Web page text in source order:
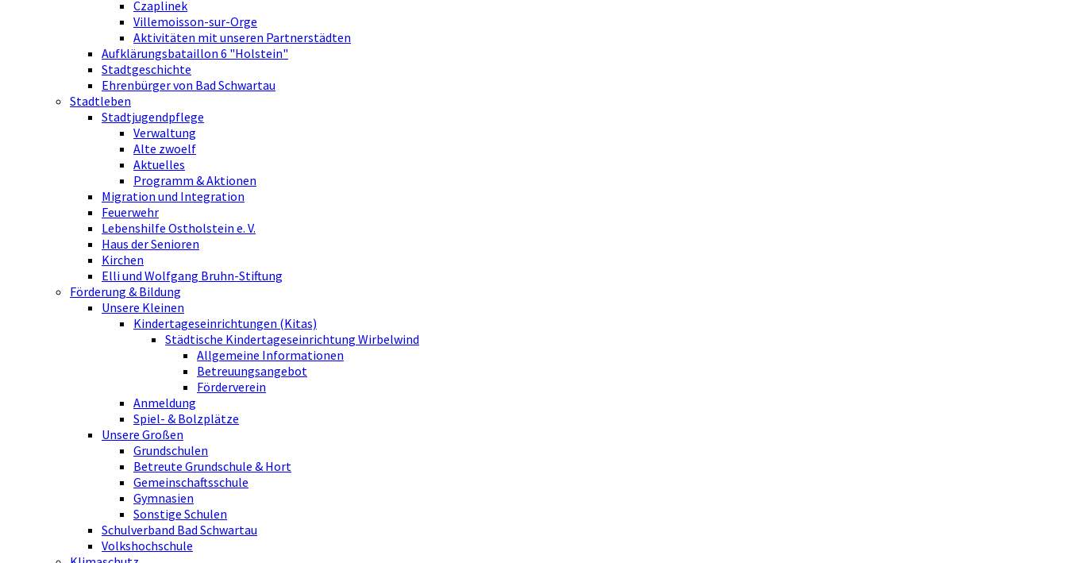
Czaplinek
Villemoisson-sur-Orge
Aktivitäten mit unseren Partnerstädten
Aufklärungsbataillon 6 "Holstein"
Stadtgeschichte
Ehrenbürger von Bad Schwartau
Stadtleben
Stadtjugendpflege
Verwaltung
Alte zwoelf
Aktuelles
Programm & Aktionen
Migration und Integration
Feuerwehr
Lebenshilfe Ostholstein e. V.
Haus der Senioren
Kirchen
Elli und Wolfgang Bruhn-Stiftung
Förderung & Bildung
Unsere Kleinen
Kindertageseinrichtungen (Kitas)
Städtische Kindertageseinrichtung Wirbelwind
Allgemeine Informationen
Betreuungsangebot
Förderverein
Anmeldung
Spiel- & Bolzplätze
Unsere Großen
Grundschulen
Betreute Grundschule & Hort
Gemeinschaftsschule
Gymnasien
Sonstige Schulen
Schulverband Bad Schwartau
Volkshochschule